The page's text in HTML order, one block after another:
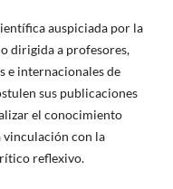
auspiciada por la
dirigida a profesores,
e internacionales de
sus publicaciones
el conocimiento
vinculación con la
reflexivo.